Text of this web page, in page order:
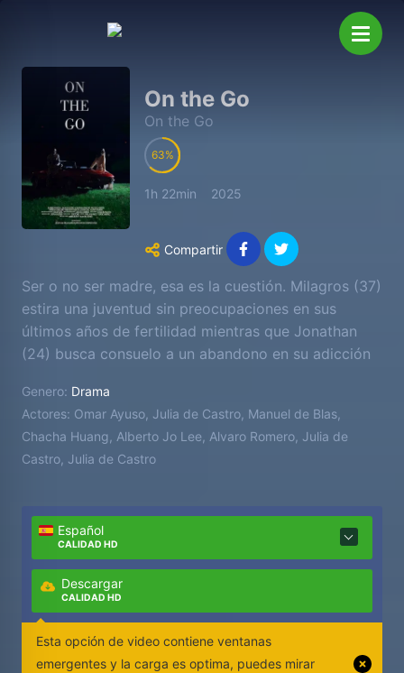
On the Go
On the Go
63
1h 22min 2025
Compartir
Ser o no ser madre, esa es la cuestión. Milagros (37)
estira una juventud sin preocupaciones en sus
últimos años de fertilidad mientras que Jonathan
(24) busca consuelo a un abandono en su adicción
monoparental. Jonathan provoca un encuentro con
un amor de infancia. La carretera y la amistad
alivian la desorientación que provoca la engañosa
libertad de principios de siglo XXI. Una delirante
Genero: Drama
Actores: Omar Ayuso, Julia de Castro, Manuel de Blas,
Chacha Huang, Alberto Jo Lee, Alvaro Romero, Julia de
Castro, Julia de Castro
Español
CALIDAD HD
Descargar
CALIDAD HD
Esta opción de video contiene ventanas
emergentes y la carga es optima, puedes mirar